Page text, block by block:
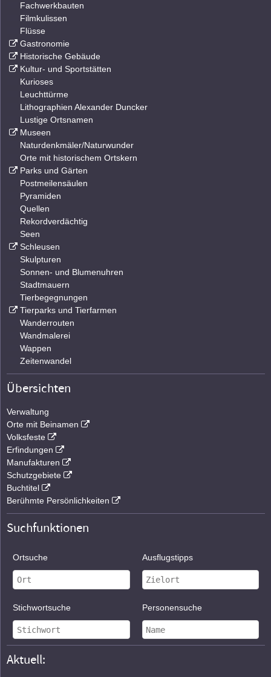
Fachwerkbauten
Filmkulissen
Flüsse
Gastronomie
Historische Gebäude
Kultur- und Sportstätten
Kurioses
Leuchttürme
Lithographien Alexander Duncker
Lustige Ortsnamen
Museen
Naturdenkmäler/Naturwunder
Orte mit historischem Ortskern
Parks und Gärten
Postmeilensäulen
Pyramiden
Quellen
Rekordverdächtig
Seen
Schleusen
Skulpturen
Sonnen- und Blumenuhren
Stadtmauern
Tierbegegnungen
Tierparks und Tierfarmen
Wanderrouten
Wandmalerei
Wappen
Zeitenwandel
Übersichten
Verwaltung
Orte mit Beinamen
Volksfeste
Erfindungen
Manufakturen
Schutzgebiete
Buchtitel
Berühmte Persönlichkeiten
Suchfunktionen
Ortsuche Ausflugstipps
Stichwortsuche Personensuche
Aktuell: